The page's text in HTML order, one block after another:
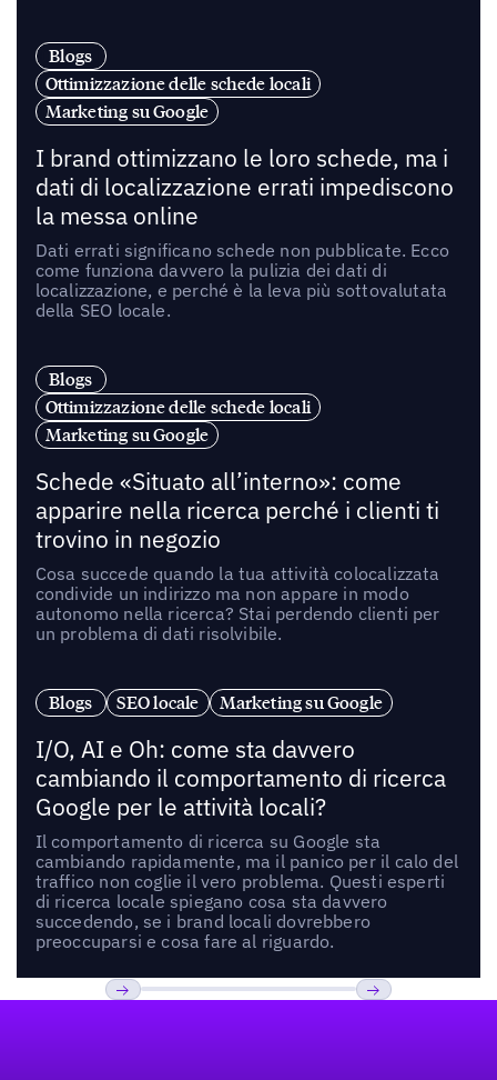
Blogs
Ottimizzazione delle schede locali
Marketing su Google
I brand ottimizzano le loro schede, ma i
dati di localizzazione errati impediscono
la messa online
Dati errati significano schede non pubblicate. Ecco
come funziona davvero la pulizia dei dati di
localizzazione, e perché è la leva più sottovalutata
della SEO locale.
Blogs
Ottimizzazione delle schede locali
Marketing su Google
Schede «Situato all’interno»: come
apparire nella ricerca perché i clienti ti
trovino in negozio
Cosa succede quando la tua attività colocalizzata
condivide un indirizzo ma non appare in modo
autonomo nella ricerca? Stai perdendo clienti per
un problema di dati risolvibile.
Blogs SEO locale Marketing su Google
I/O, AI e Oh: come sta davvero
cambiando il comportamento di ricerca
Google per le attività locali?
Il comportamento di ricerca su Google sta
cambiando rapidamente, ma il panico per il calo del
traffico non coglie il vero problema. Questi esperti
di ricerca locale spiegano cosa sta davvero
succedendo, se i brand locali dovrebbero
preoccuparsi e cosa fare al riguardo.